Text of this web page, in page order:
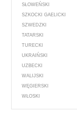
SŁOWEŃSKI
SZKOCKI GAELICKI
SZWEDZKI
TATARSKI
TURECKI
UKRAIŃSKI
UZBECKI
WALIJSKI
WĘGIERSKI
WŁOSKI